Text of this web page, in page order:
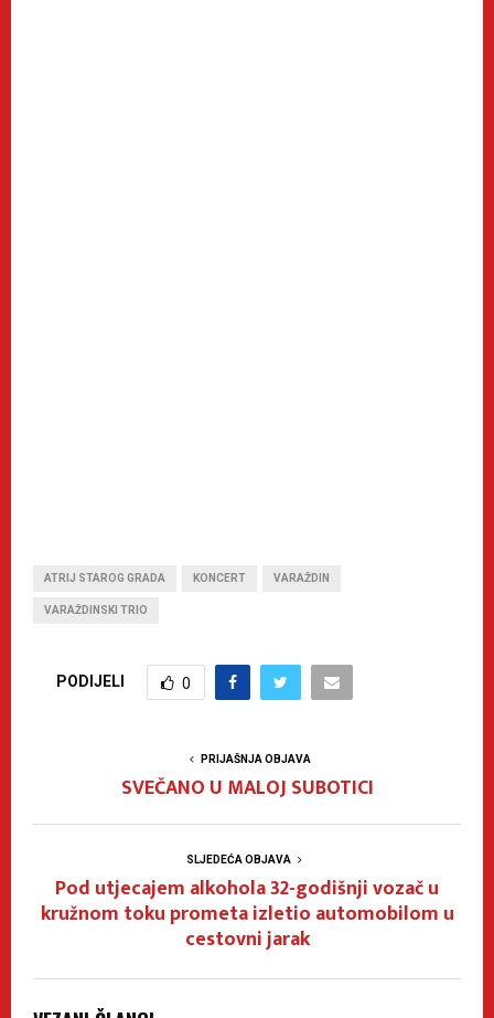
ATRIJ STAROG GRADA KONCERT VARAŽDIN
VARAŽDINSKI TRIO
PODIJELI 0
PRIJAŠNJA OBJAVA
SVEČANO U MALOJ SUBOTICI
SLJEDEĆA OBJAVA
Pod utjecajem alkohola 32-godišnji vozač u
kružnom toku prometa izletio automobilom u
cestovni jarak